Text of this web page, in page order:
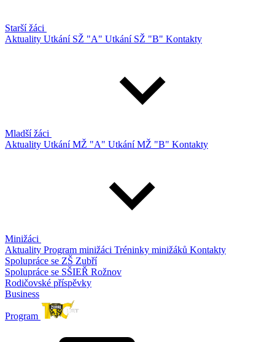
Starší žáci
Aktuality Utkání SŽ "A" Utkání SŽ "B" Kontakty
Mladší žáci
Aktuality Utkání MŽ "A" Utkání MŽ "B" Kontakty
Minižáci
Aktuality Program minižáci Tréninky minižáků Kontakty
Spolupráce se ZŠ Zubří
Spolupráce se SŠIEŘ Rožnov
Rodičovské příspěvky
Business
Program